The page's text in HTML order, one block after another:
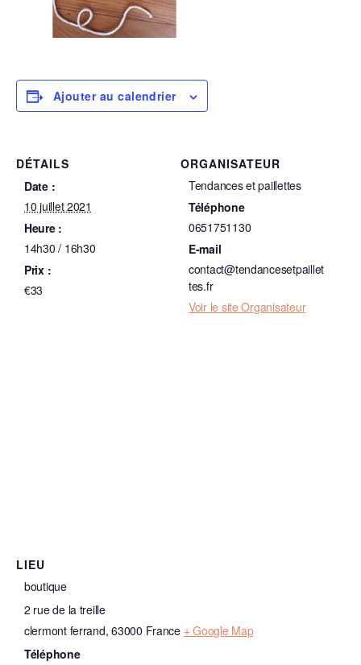
Ajouter au calendrier
DÉTAILS
Date :
10 juillet 2021
Heure :
14h30 / 16h30
Prix :
€33
ORGANISATEUR
Tendances et paillettes
Téléphone
0651751130
E-mail
contact@tendancesetpaillet
tes.fr
Voir le site Organisateur
LIEU
boutique
2 rue de la treille
clermont ferrand, 63000 France + Google Map
Téléphone